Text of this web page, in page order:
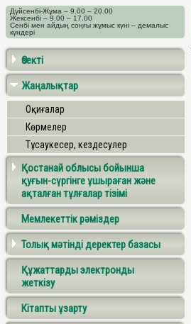
Дүйсенбі-Жұма – 9.00 – 20.00
Жексенбі – 9.00 – 17.00
Сенбі мен айдың соңғы жұмыс күні – демалыс
күндері
Өзекті
Жаңалықтар
Оқиғалар
Көрмелер
Тұсаукесер, кездесулер
Қостанай облысы бойынша
қуғын-сүргінге ұшыраған және
ақталған тұлғалар тізімі
Мемлекеттік рәміздер
Толық мәтінді деректер базасы
Құжаттарды электронды
жеткізу
Кітапты ұзарту